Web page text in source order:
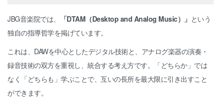
JBG音楽院では、 「DTAM（Desktop and Analog Music）」 という
独自の指導哲学を掲げています。
これは、DAWを中心としたデジタル技術と、アナログ楽器の演奏・
録音技術の双方を重視し、統合する考え方です。「どちらか」では
なく「どちらも」学ぶことで、互いの長所を最大限に引き出すこと
ができます。